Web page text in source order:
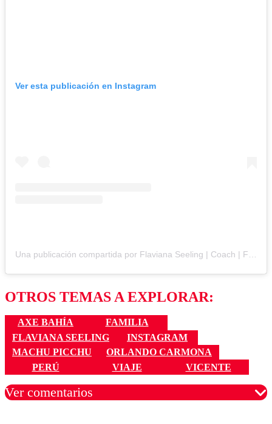
Ver esta publicación en Instagram
Una publicación compartida por Flaviana Seeling | Coach | Fundadora Axe Bahia (@flavianaseeling)
OTROS TEMAS A EXPLORAR:
AXE BAHÍA
FAMILIA
FLAVIANA SEELING
INSTAGRAM
MACHU PICCHU
ORLANDO CARMONA
PERÚ
VIAJE VICENTE
Ver comentarios